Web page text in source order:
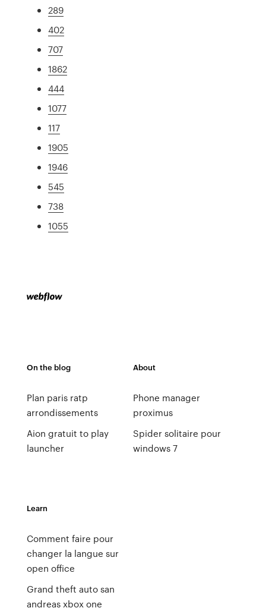
289
402
707
1862
444
1077
117
1905
1946
545
738
1055
On the blog
Plan paris ratp
arrondissements
Aion gratuit to play
launcher
About
Phone manager
proximus
Spider solitaire pour
windows 7
Learn
Comment faire pour
changer la langue sur
open office
Grand theft auto san
andreas xbox one